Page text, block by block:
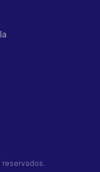
reservados.